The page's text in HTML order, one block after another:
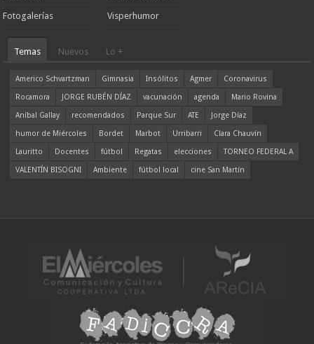
Fotogalerías Visperhumor
Temas Nuevos Lo +
Americo Schvartzman Gimnasia Insólitos Agmer
Coronavirus
Rocamora
JORGE RUBÉN DÍAZ vacunación agenda
Mario Rovina
Aníbal Gallay
recomendados Parque Sur ATE
Jorge Díaz
humor de Miércoles
Bordet Marbot Urribarri
Clara Chauvín
Lauritto
Docentes fútbol Regatas elecciones
TORNEO FEDERAL A
VALENTÍN BISOGNI
Ambiente fútbol local cine San Martín